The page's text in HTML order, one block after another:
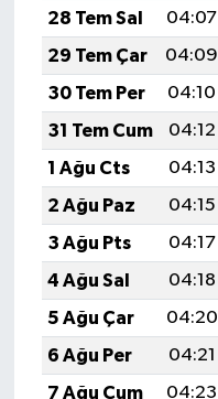
28 Tem Sal
04:07
29 Tem Çar
04:09
30 Tem Per
04:10
31 Tem Cum
04:12
1 Ağu Cts
04:13
2 Ağu Paz
04:15
3 Ağu Pts
04:17
4 Ağu Sal
04:18
5 Ağu Çar
04:20
6 Ağu Per
04:21
7 Ağu Cum
04:23